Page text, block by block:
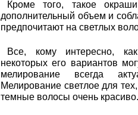
Кроме того, такое
дополнительный объем и
предпочитают на светлых
Все, кому интересно,
некоторых его вариантов
мелирование всегда
Мелирование светлое для
темные волосы очень красиво.